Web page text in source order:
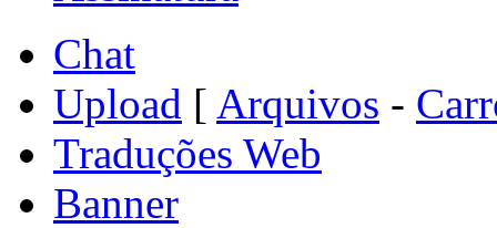
Chat
Upload [ Arquivos -
Traduções Web
Banner